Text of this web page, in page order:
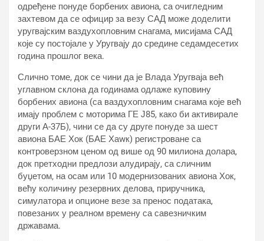
одређене понуде борбених авиона, са очигледним
захтевом да се официр за везу САД може доделити
уругвајским ваздухопловним снагама, мисијама САД
које су постојале у Уругвају до средине седамдесетих
година прошлог века.
Слично томе, док се чини да је Влада Уругваја већ
углавном склона да годинама одлаже куповину
борбених авиона (са ваздухопловним снагама које већ
имају проблем с моторима ГЕ Ј85, како би активирале
други А-37Б), чини се да су друге понуде за шест
авиона БАЕ Хок (БАЕ Хаwк) регистроване са
контроверзном ценом од више од 90 милиона долара,
док претходни предлози алудирају, са сличним
буџетом, на осам или 10 модернизованих авиона Хок,
већу количину резервних делова, приручника,
симулатора и опционе везе за пренос података,
повезаних у реалном времену са савезничким
државама.